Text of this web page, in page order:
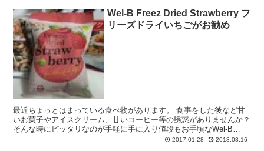
Wel-B Freez Dried Strawberry フ
リーズドライいちごがお勧め
最近ちょっとはまっている食べ物があります。 食事をした後など甘
いお菓子やアイスクリーム、甘いコーヒー等の誘惑がありませんか？
そんな時にピッタリなのが手軽に手に入り値段もお手頃なWel-B
2017.01.28 2018.08.16